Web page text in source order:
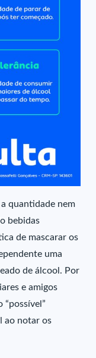
quantidade nem
bebidas
de mascarar os
uma
de álcool. Por
e amigos
ao notar os